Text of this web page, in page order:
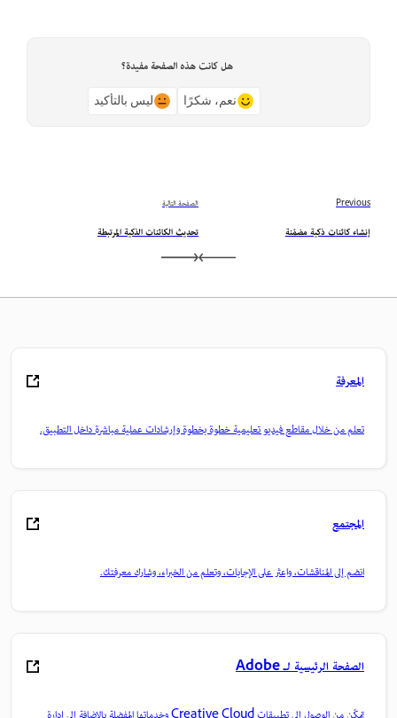
هل كانت هذه الصفحة مفيدة؟
نعم، شكرًا ليس بالتأكيد
Previous
إنشاء كائنات ذكية مضمّنة
الصفحة التالية
تحديث الكائنات الذكية المرتبطة
المعرفة
تعلم من خلال مقاطع فيديو تعليمية خطوة بخطوة وإرشادات عملية مباشرة داخل التطبيق.
المجتمع
انضم إلى المناقشات، واعثر على الإجابات، وتعلم من الخبراء، وشارك معرفتك.
الصفحة الرئيسية لـ Adobe